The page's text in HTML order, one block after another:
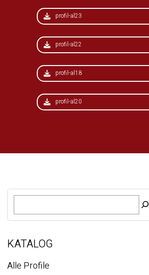
profil-al23
profil-al22
profil-al18
profil-al20
S
c
e
KATALOG
Alle Profile